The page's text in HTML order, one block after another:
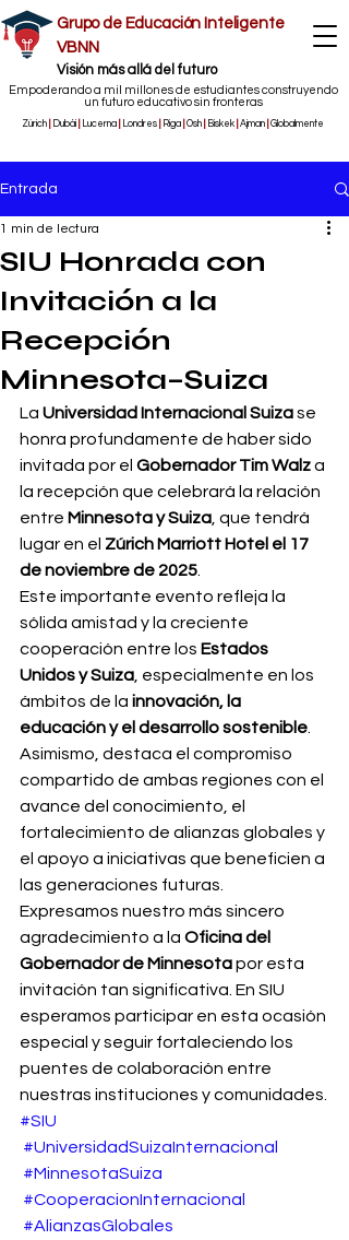
Grupo de Educación Inteligente
VBNN
​Visión más allá del futuro
Empoderando a mil millones de estudiantes construyendo
un futuro educativo sin fronteras
Zúrich Dubái Lucerna Londres Riga Osh Biskek Ajman Globalmente
Entrada
SIU Honrada con
Invitación a la
Recepción
Minnesota–Suiza
1 min de lectura
La Universidad Internacional Suiza se
honra profundamente de haber sido
invitada por el Gobernador Tim Walz a
la recepción que celebrará la relación
entre Minnesota y Suiza , que tendrá
lugar en el Zúrich Marriott Hotel el 17
de noviembre de 2025
Este importante evento refleja la
sólida amistad y la creciente
cooperación entre los Estados
Unidos y Suiza , especialmente en los
ámbitos de la innovación, la
educación y el desarrollo sostenible
Asimismo, destaca el compromiso
compartido de ambas regiones con el
avance del conocimiento, el
fortalecimiento de alianzas globales y
el apoyo a iniciativas que beneficien a
las generaciones futuras.
Expresamos nuestro más sincero
agradecimiento a la Oficina del
Gobernador de Minnesota por esta
invitación tan significativa. En SIU
esperamos participar en esta ocasión
especial y seguir fortaleciendo los
puentes de colaboración entre
nuestras instituciones y comunidades.
#SIU
#UniversidadSuizaInternacional
#MinnesotaSuiza
#CooperacionInternacional
#AlianzasGlobales